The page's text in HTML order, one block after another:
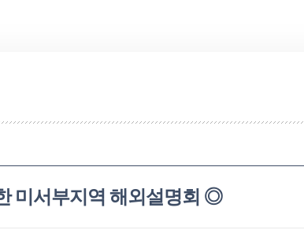
미서부지역 해외설명회 ◎